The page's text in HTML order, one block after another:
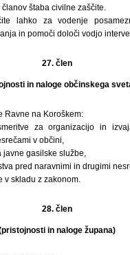
štaba civilne zaščite.
lahko za vodenje
in pomoči določi vodjo
27. člen
in naloge občinskega
Ravne na Koroškem:
za organizacijo in
v občini,
gasilske službe,
pred naravnimi in drugimi
skladu z zakonom.
28. člen
in naloge župana)